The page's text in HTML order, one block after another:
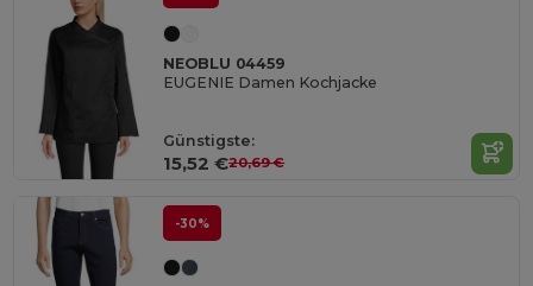
NEOBLU 04459
EUGENIE Damen Kochjacke
Günstigste:
15,52 €20,69 €
-30%